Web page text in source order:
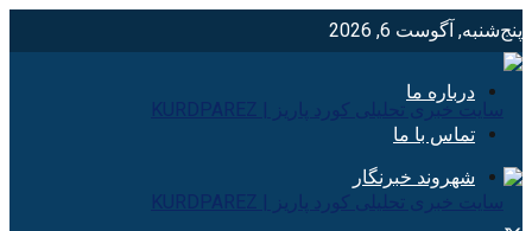
پنج‌شنبه, آگوست 6, 2026
درباره ما
تماس با ما
شهروند خبرنگار